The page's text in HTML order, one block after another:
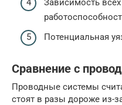
Зависимость
Потенциальная
Сравнение с
Проводные системы
стоят в разы дороже из-